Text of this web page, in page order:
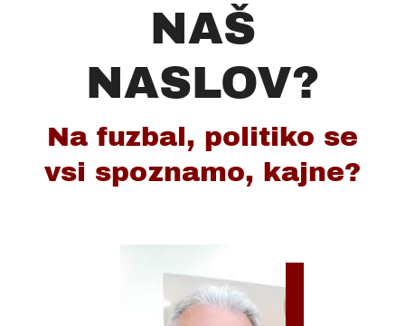
NAŠ
NASLOV?
Na fuzbal, politiko se
vsi spoznamo, kajne?